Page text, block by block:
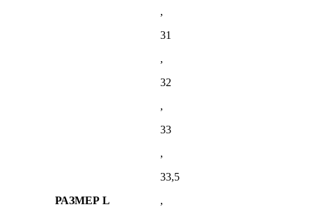
РАЗМЕР L
,
31
,
32
,
33
,
33,5
,